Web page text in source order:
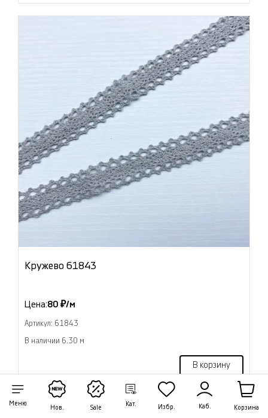
Меню
Нов. Sale
Кат. Избр. Каб. Корзина
Кружево 61843
Цена:80 ₽/м
Артикул: 61843
В наличии 6.30 м
В корзину